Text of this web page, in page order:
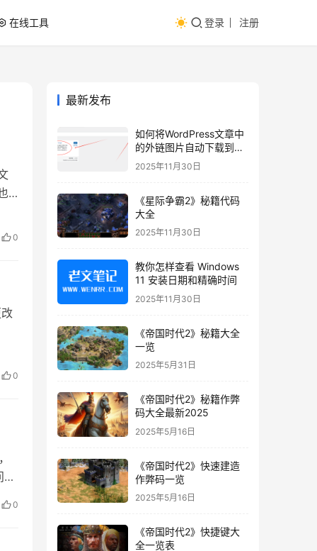
在线工具 登录 注册
0
0
0
最新发布
如何将WordPress文章中
的外链图片自动下载到本
地？
2025年11月30日
《星际争霸2》秘籍代码
大全
2025年11月30日
教你怎样查看 Windows
11 安装日期和精确时间
2025年11月30日
《帝国时代2》秘籍大全
一览
2025年5月31日
《帝国时代2》秘籍作弊
码大全最新2025
2025年5月16日
《帝国时代2》快速建造
作弊码一览
2025年5月16日
《帝国时代2》快捷键大
全一览表